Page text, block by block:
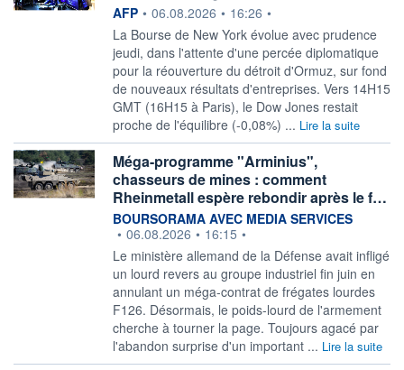
information fournie par
AFP • 06.08.2026 • 16:26 •
La Bourse de New York évolue avec prudence
jeudi, dans l'attente d'une percée diplomatique
pour la réouverture du détroit d'Ormuz, sur fond
de nouveaux résultats d'entreprises. Vers 14H15
GMT (16H15 à Paris), le Dow Jones restait
proche de l'équilibre (-0,08%) ... Lire la suite
Méga-programme "Arminius",
chasseurs de mines : comment
Rheinmetall espère rebondir après le f…
information fournie par
BOURSORAMA AVEC MEDIA SERVICES
• 06.08.2026 • 16:15 •
Le ministère allemand de la Défense avait infligé
un lourd revers au groupe industriel fin juin en
annulant un méga-contrat de frégates lourdes
F126. Désormais, le poids-lourd de l'armement
cherche à tourner la page. Toujours agacé par
l'abandon surprise d'un important ... Lire la suite